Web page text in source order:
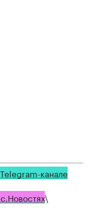
канале
\